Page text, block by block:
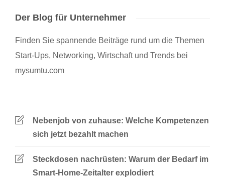
Der Blog für Unternehmer
Finden Sie spannende Beiträge rund um die Themen
Start-Ups, Networking, Wirtschaft und Trends bei
mysumtu.com
Nebenjob von zuhause: Welche Kompetenzen
sich jetzt bezahlt machen
Steckdosen nachrüsten: Warum der Bedarf im
Smart-Home-Zeitalter explodiert